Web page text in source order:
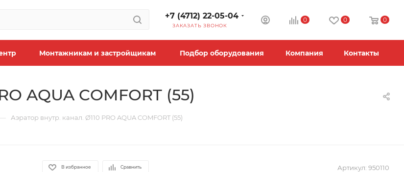
+7 (4712) 22-05-04
ЗАКАЗАТЬ ЗВОНОК
0 0 0
Монтажникам и застройщикам Подбор оборудования Компания Контакты
AQUA COMFORT (55)
Аэратор внутр. канал. Ø110 PRO AQUA COMFORT (55)
В избранное Сравнить Артикул: 950110